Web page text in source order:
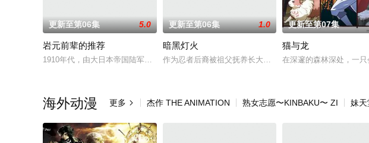
更新至第06集 5.0
岩元前辈的推荐
1910年代，由大日本帝国陆军设立的学校——陆军栖凤中学。这是一个为获取可用于军事的超
更新至第06集 1.0
暗黑灯火
作为忍者后裔被祖父抚养长大、拥有与动物对话能力的高中
更新至第07集
猫与龙
在深邃的森林深处，一
海外动漫 更多  杰作 THE ANIMATION 熟女志愿〜KINBAKU〜 ZI 妹天